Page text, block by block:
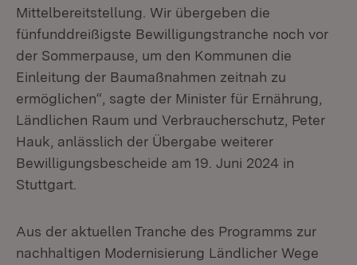
Mittelbereitstellung. Wir übergeben die
fünfunddreißigste Bewilligungstranche noch vor
der Sommerpause, um den Kommunen die
Einleitung der Baumaßnahmen zeitnah zu
ermöglichen“, sagte der Minister für Ernährung,
Ländlichen Raum und Verbraucherschutz, Peter
Hauk, anlässlich der Übergabe weiterer
Bewilligungsbescheide am 19. Juni 2024 in
Stuttgart.
Aus der aktuellen Tranche des Programms zur
nachhaltigen Modernisierung Ländlicher Wege